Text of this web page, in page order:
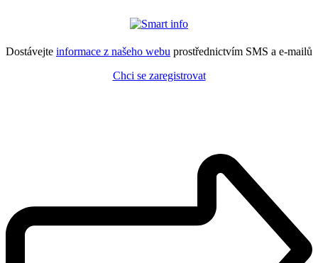
Dostávejte informace z našeho webu prostřednictvím SMS a e-mailů
Chci se zaregistrovat